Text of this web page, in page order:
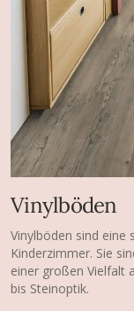
Vinylböden
Vinylböden sind eine
Kinderzimmer. Sie
einer großen Vielfalt
bis Steinoptik.